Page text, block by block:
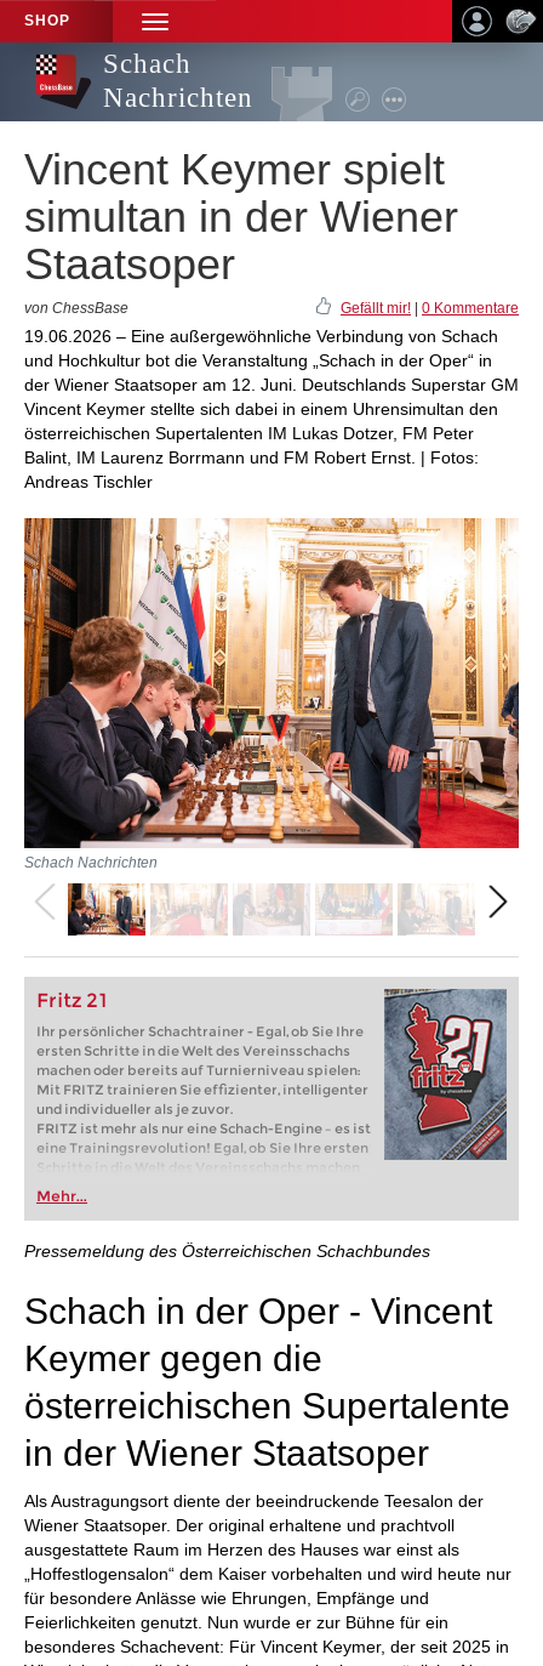
SHOP
TOGGLE
NAVIGATION
Schach
Nachrichten
Vincent Keymer spielt
simultan in der Wiener
Staatsoper
von ChessBase Gefällt mir! 0 Kommentare
19.06.2026 – Eine außergewöhnliche Verbindung von Schach
und Hochkultur bot die Veranstaltung „Schach in der Oper“ in
der Wiener Staatsoper am 12. Juni. Deutschlands Superstar GM
Vincent Keymer stellte sich dabei in einem Uhrensimultan den
österreichischen Supertalenten IM Lukas Dotzer, FM Peter
Balint, IM Laurenz Borrmann und FM Robert Ernst. | Fotos:
Andreas Tischler
Schach Nachrichten
Fritz 21
Ihr persönlicher Schachtrainer - Egal, ob Sie Ihre
ersten Schritte in die Welt des Vereinsschachs
machen oder bereits auf Turnierniveau spielen:
Mit FRITZ trainieren Sie effizienter, intelligenter
und individueller als je zuvor.
FRITZ ist mehr als nur eine Schach-Engine – es ist
eine Trainingsrevolution! Egal, ob Sie Ihre ersten
Schritte in die Welt des Vereinsschachs machen
FRITZ trainieren Sie effizienter, intelligenter und
individueller als je zuvor.
Mehr...
Pressemeldung des Österreichischen Schachbundes
Schach in der Oper - Vincent
Keymer gegen die
österreichischen Supertalente
in der Wiener Staatsoper
Als Austragungsort diente der beeindruckende Teesalon der
Wiener Staatsoper. Der original erhaltene und prachtvoll
ausgestattete Raum im Herzen des Hauses war einst als
„Hoffestlogensalon“ dem Kaiser vorbehalten und wird heute nur
für besondere Anlässe wie Ehrungen, Empfänge und
Feierlichkeiten genutzt. Nun wurde er zur Bühne für ein
besonderes Schachevent: Für Vincent Keymer, der seit 2025 in